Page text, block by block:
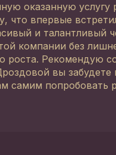
оказанную услугу
что впервые
и талантливый
компании без
роста. Рекомендую
вы забудете
самим попробовать